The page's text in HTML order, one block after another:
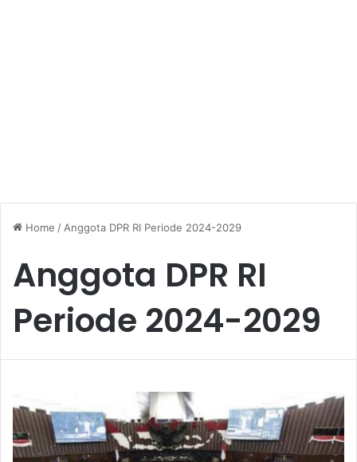
Home / Anggota DPR RI Periode 2024-2029
Anggota DPR RI
Periode 2024-2029